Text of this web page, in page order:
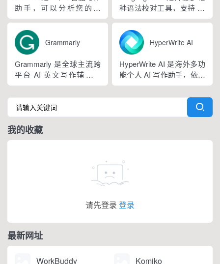
十大类海量行业模板，覆
盖超 99% 营销业务场景，
普通用户选择模板填入需
求...
辅助等场景。产品采用金
币激励体系，用户可通过
拉新、观看广告...
助手，可以分析您的文
本，提供有关如何改进文
本的反馈和建议，帮助您
纠正语法、拼写和标点符
号错误等。
种语法校对工具，支持 30
余种语言与方言检测，覆
盖英、西、德、法等主流
语种，区分六大英语地域
版本。工具除基础拼写语
法纠错外，还可校验标
点、大小写、语句冗余问
题，附带 AI 句子改写功
Grammarly
Grammarly 是全球主流跨
平台 AI 英文写作辅助工
具，提供免费基础版本，
依托 NLP 与大模型技术，
搭载 GrammarlyGO 智能
写作助手，集实时校对、
AI 生成、抄袭检测、引文
排版、团队文风统一功能
HyperWrite AI
HyperWrite AI 是海外多功
能个人 AI 写作助手，依托
大语言模型打造全场景文
字处理工具，内置上百种
写作功能，支持原生网页
编辑器与 Chrome 浏览器
调用 AI。覆盖内容生成、
务沟通等...
我的收藏
请先登录 登录
最新网址
WorkBuddy Komiko